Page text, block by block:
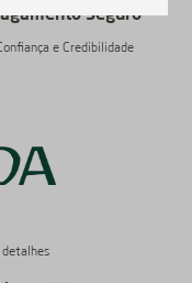
Seguro
e Credibilidade